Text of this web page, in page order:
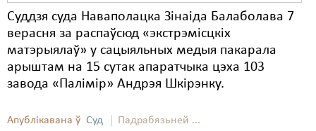
Суддзя суда Наваполацка Зінаіда Балаболава 7
верасня за распаўсюд «экстрэмісцкіх
матэрыялаў» у сацыяльных медыя пакарала
арыштам на 15 сутак апаратчыка цэха 103
завода «Палімір» Андрэя Шкірэнку.
Апублікавана ў Суд Падрабязьней ...